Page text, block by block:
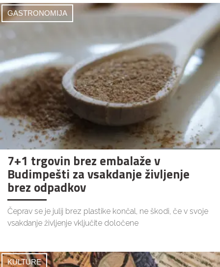
GASTRONOMIJA
7+1 trgovin brez embalaže v
Budimpešti za vsakdanje življenje
brez odpadkov
Čeprav se je julij brez plastike končal, ne škodi, če v svoje
vsakdanje življenje vključite določene
KULTURE